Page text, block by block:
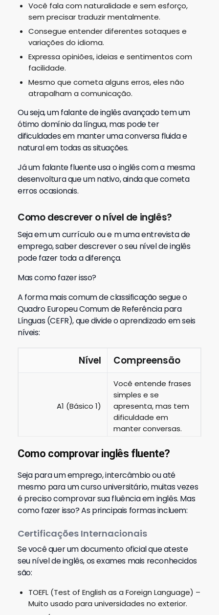
Você fala com naturalidade e sem esforço,
sem precisar traduzir mentalmente.
Consegue entender diferentes sotaques e
variações do idioma.
Expressa opiniões, ideias e sentimentos com
facilidade.
Mesmo que cometa alguns erros, eles não
atrapalham a comunicação.
Ou seja, um falante de inglês avançado tem um
ótimo domínio da língua, mas pode ter
dificuldades em manter uma conversa fluida e
natural em todas as situações.
Já um falante fluente usa o inglês com a mesma
desenvoltura que um nativo, ainda que cometa
erros ocasionais.
Como descrever o nível de inglês?
Seja em um currículo ou e m uma entrevista de
emprego, saber descrever o seu nível de inglês
pode fazer toda a diferença.
Mas como fazer isso?
A forma mais comum de classificação segue o
Quadro Europeu Comum de Referência para
Línguas (CEFR), que divide o aprendizado em seis
níveis:
Nível Compreensão
A1 (Básico 1)
Você entende frases
simples e se
apresenta, mas tem
dificuldade em
manter conversas.
A2 (Básico 2)
Consegue interagir
em situações do dia
a dia, mas ainda tem
um vocabulário
limitado.
B1 (Intermediário 1)
Entende conversas
mais longas e
consegue se
expressar, mas ainda
com pausas e alguns
Mantém conversas
mais complexas,
Como comprovar inglês fluente?
Seja para um emprego, intercâmbio ou até
mesmo para um curso universitário, muitas vezes
é preciso comprovar sua fluência em inglês. Mas
como fazer isso?As principais formas incluem:
Certificações Internacionais
Se você quer um documento oficial que ateste
seu nível de inglês, os exames mais reconhecidos
são:
TOEFL (Test of English as a Foreign Language) –
Muito usado para universidades no exterior.